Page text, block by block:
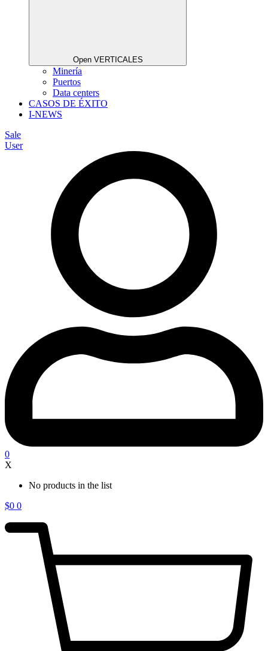
Open VERTICALES
Minería
Puertos
Data centers
CASOS DE ÉXITO
I-NEWS
Sale
User
0
X
No products in the list
$0 0